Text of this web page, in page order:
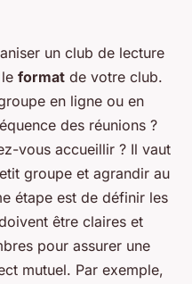
un club de lecture
format de votre club.
en ligne ou en
des réunions ?
vous accueillir ? Il vaut
groupe et agrandir au
étape est de définir les
être claires et
pour assurer une
mutuel. Par exemple,